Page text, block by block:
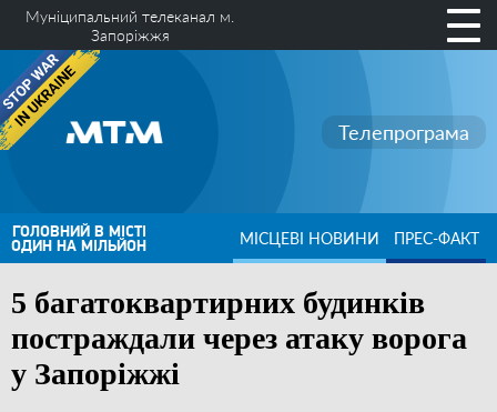
Муніципальний телеканал м.
Запоріжжя
Телепрограма
ГОЛОВНИЙ В МІСТІ
ОДИН НА МІЛЬЙОН МІСЦЕВІ НОВИНИ ПРЕС-ФАКТ
5 багатоквартирних будинків
постраждали через атаку ворога
у Запоріжжі